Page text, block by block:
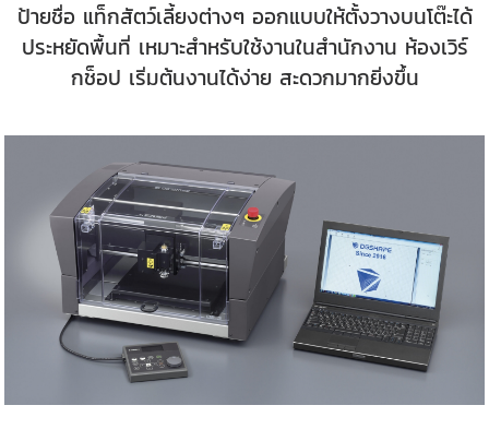
ป้ายชื่อ แท็กสัตว์เลี้ยงต่างๆ ออกแบบให้ตั้งวางบนโต๊ะได้
ประหยัดพื้นที่ เหมาะสำหรับใช้งานในสำนักงาน ห้องเวิร์
กช็อป เริ่มต้นงานได้ง่าย สะดวกมากยิ่งขึ้น